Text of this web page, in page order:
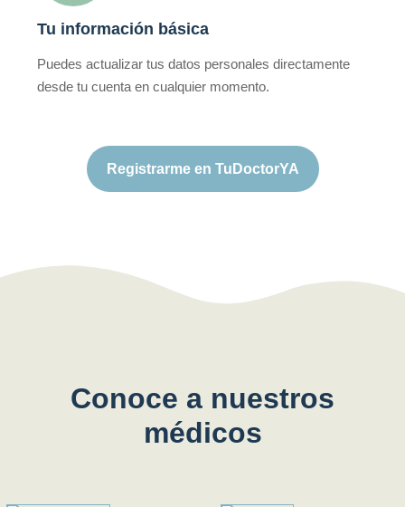
Tu información básica
Puedes actualizar tus datos personales directamente
desde tu cuenta en cualquier momento.
Registrarme en TuDoctorYA
Conoce a nuestros
médicos